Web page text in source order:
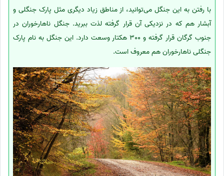
با رفتن به این جنگل می‌توانید، از مناطق زیاد دیگری مثل پارک جنگلی و
آبشار هم که در نزدیکی آن قرار گرفته لذت ببرید. جنگل ناهارخوران در
جنوب گرگان قرار گرفته و 300 هکتار وسعت دارد. این جنگل به نام پارک
جنگلی ناهارخوران هم معروف است.